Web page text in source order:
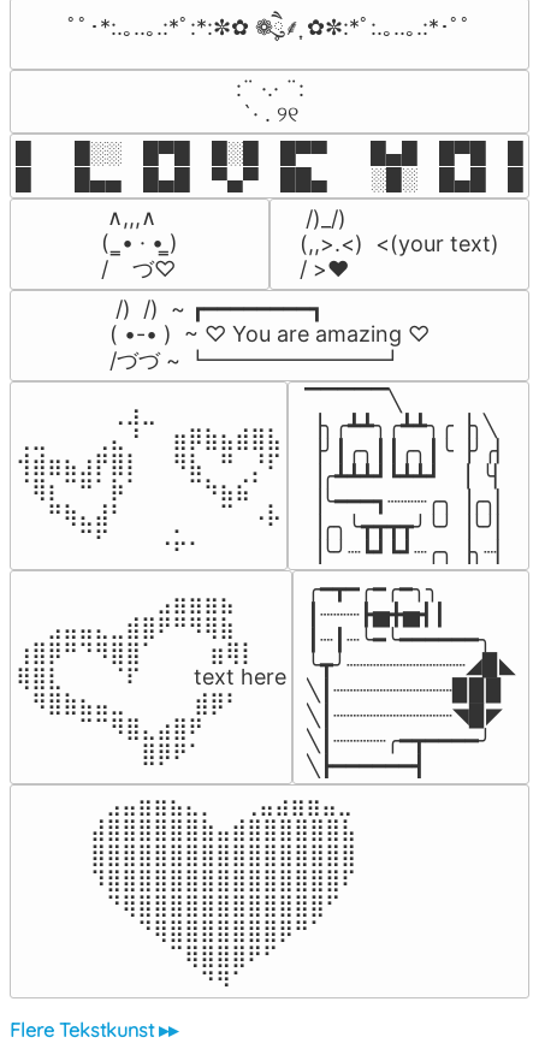
ﾟﾟ･*:.｡..｡.:*ﾟ:*:✼✿ ❁ཻུ۪۪⸙͎ ✿✼:*ﾟ:.｡..｡.:*･ﾟﾟ
⠀:¨ ·.· ¨:⠀
⠀ `· . ୨୧⠀
█  █░░ █▀█ █░█ █▀▀  █▄█ █▀█
█  █▄▄ █▄█ ▀▄▀ ██▄  ░█░ █▄█
∧,,,∧
(  ̳• · • ̳)
/    づ♡
/)_/)
(,,>.<)  <(your text)
/ >❤️
/)  /)  ~ ┏━━━━━━━━┓
( •-• )  ~ ♡ You are amazing ♡
/づづ ~ ┗━━━━━━━━┛
⠀⠀⠀⠀⠀⠀⢀⣰⣀⠀⠀⠀⠀⠀⠀⠀⠀
⢀⣀⠀⠀⠀⢀⣄⠘⠀⠀⣶⡿⣷⣦⣾⣿⣧
⢺⣾⣶⣦⣰⡟⣿⡇⠀⠀⠻⣧⠀⠛⠀⡘⠏
⠈⢿⡆⠉⠛⠁⡷⠁⠀⠀⠀⠉⠳⣦⣮⠁⠀
⠀⠀⠛⢷⣄⣼⠃⠀⠀⠀⠀⠀⠀⠉⠀⠠⡧
⠀⠀⠀⠀⠉⠋⠀⠀⠀⠠⡥⠄⠀⠀⠀⠀⠀
▔▔▔▔▔╲
▕╮╭┻┻╮╭┻┻╮╭▕╮╲
▕╯┃╭╮┃┃╭╮┃╰▕╯╭▏
▕╭┻┻┻┛┗┻┻┛  ▕  ╰▏
▕╰━━━┓┈┈┈╭╮▕╭╮▏
▕╭╮╰┳┳┳┳╯╰╯▕╰╯▏
▕╰╯┈┗┛┗┛┈╭╮▕╮┈▏
⠀⠀⠀⠀⠀⠀⠀⠀⠀⣠⣶⣶⣶⣦⠀⠀
⠀⠀⣠⣤⣤⣄⣀⣾⣿⠟⠛⠻⢿⣷⠀
⢰⣿⡿⠛⠙⠻⣿⣿⠁⠀⠀ ⠀⣶⢿⡇
⢿⣿⣇⠀⠀⠀⠈⠏⠀⠀⠀ text here
⠀⠻⣿⣷⣦⣤⣀⠀⠀⠀ ⠀⣾⡿⠃⠀
⠀⠀⠀⠀⠉⠉⠻⣿⣄⣴⣿⠟⠀⠀⠀
⠀⠀⠀⠀⠀⠀⠀⠀⣿⡿⠟⠁⠀⠀⠀
╭━┳━╭━╭━╮╮
┃┈┈┈┣▅╋▅┫┃
┃┈┃┈╰━╰━━━━━━╮
╰┳╯┈┈┈┈┈┈┈┈┈◢▉◣
╲┃┈┈┈┈┈┈┈┈┈▉▉▉
╲┃┈┈┈┈┈┈┈┈┈◥▉◤
╲┃┈┈┈┈╭━┳━━━━╯
╲┣━━━━━━┫﻿
⠀⣠⣤⣶⣶⣦⣄⡀  ⠀⢀⣤⣴⣶⣶⣤⣀⠀
⣼⣿⣿⣿⣿⣿⣿⣷⣤⣾⣿⣿⣿⣿⣿⣿⣧
⣿⣿⣿⣿⣿⣿⣿⣿⣿⣿⣿⣿⣿⣿⣿⣿⣿
⠹⣿⣿⣿⣿⣿⣿⣿⣿⣿⣿⣿⣿⣿⣿⣿⠏
⠀⠙⢿⣿⣿⣿⣿⣿⣿⣿⣿⣿⣿⣿⣿⠋⠀
⠀⠀⠀⠙⢿⣿⣿⣿⣿⣿⣿⣿⡿⠛⠁⠀⠀
⠀⠀⠀⠀⠀⠉⢿⣿⣿⣿⠟⠋⠀⠀⠀⠀⠀
⠀⠀⠀⠀⠀⠀⠀⠙⠻⠁⠀⠀⠀⠀⠀⠀⠀⠀⠀⠀⠀⠀⠀
Flere Tekstkunst ▸▸